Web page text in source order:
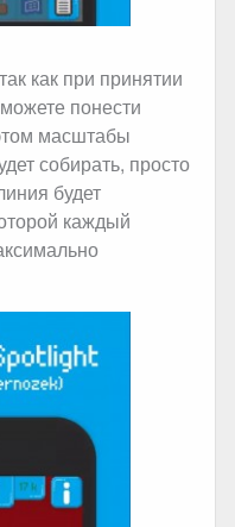
как при принятии
понести
масштабы
собирать, просто
будет
каждый